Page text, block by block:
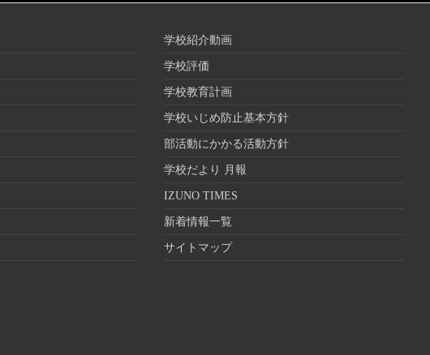
学校紹介動画
学校評価
学校教育計画
学校いじめ防止基本方針
部活動にかかる活動方針
学校だより 月報
IZUNO TIMES
新着情報一覧
サイトマップ